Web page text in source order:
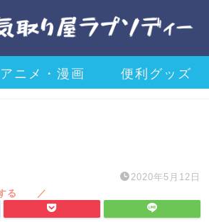
アニメ・漫画 便利グッズ
2020年5月12日